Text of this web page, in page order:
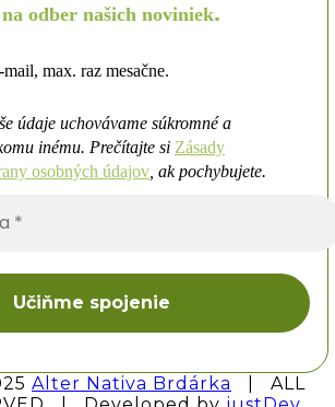
odber našich noviniek.
max. raz mesačne.
údaje uchovávame súkromné a
inému. Prečítajte si Zásady
osobných údajov , ak pochybujete.
*
Alter Nativa Brdárka
| ALL